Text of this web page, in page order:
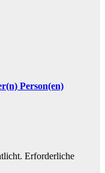
Person(en)
Erforderliche